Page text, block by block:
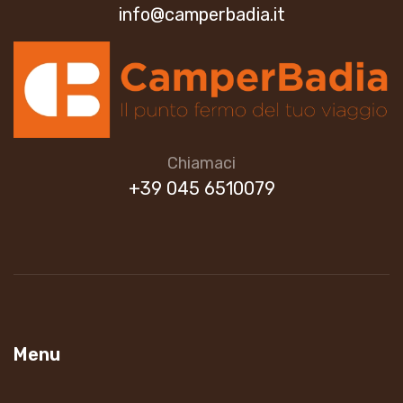
info@camperbadia.it
Chiamaci
+39 045 6510079
Menu